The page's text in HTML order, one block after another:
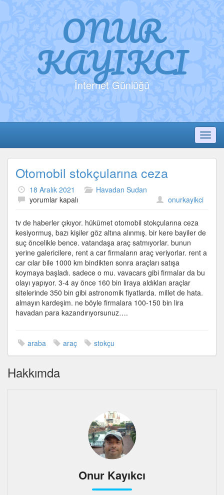
ONUR
KAYIKCI
İnternet Günlüğü
Otomobil stokçularına ceza
18 Aralık 2021
Havadan Sudan
Otomobil
ceza
için
yorumlar kapalı onurkayikci
tv de haberler çıkıyor. hükümet otomobil stokçularına ceza
kesiyormuş, bazı kişiler göz altına alınmış. bir kere bayiler de
suç öncelikle bence. vatandaşa araç satmıyorlar. bunun
yerine galericilere, rent a car firmaların araç veriyorlar. rent a
car cılar bile 1000 km bindikten sonra araçları satışa
koymaya başladı. sadece o mu. vavacars gibi firmalar da bu
olayı yapıyor. 3-4 ay önce 160 bin liraya aldıkları araçlar
sitelerinde 350 bin gibi astronomik fiyatlarda. millet de hata.
almayın kardeşim. ne böyle firmalara 100-150 bin lira
havadan para kazandırıyorsunuz….
araba araç stokçu
Hakkımda
Onur Kayıkcı